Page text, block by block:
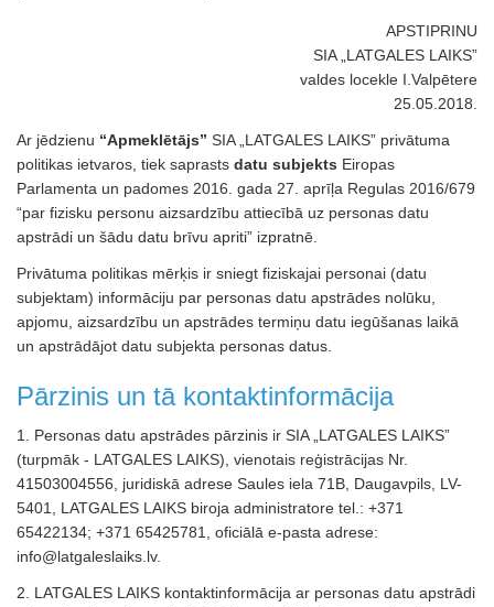
APSTIPRINU
SIA „LATGALES LAIKS”
valdes locekle I.Valpētere
25.05.2018.
Ar jēdzienu “Apmeklētājs” SIA „LATGALES LAIKS” privātuma
politikas ietvaros, tiek saprasts datu subjekts Eiropas
Parlamenta un padomes 2016. gada 27. aprīļa Regulas 2016/679
“par fizisku personu aizsardzību attiecībā uz personas datu
apstrādi un šādu datu brīvu apriti” izpratnē.
Privātuma politikas mērķis ir sniegt fiziskajai personai (datu
subjektam) informāciju par personas datu apstrādes nolūku,
apjomu, aizsardzību un apstrādes termiņu datu iegūšanas laikā
un apstrādājot datu subjekta personas datus.
Pārzinis un tā kontaktinformācija
1. Personas datu apstrādes pārzinis ir SIA „LATGALES LAIKS”
(turpmāk - LATGALES LAIKS), vienotais reģistrācijas Nr.
41503004556, juridiskā adrese Saules iela 71B, Daugavpils, LV-
5401, LATGALES LAIKS biroja administratore tel.: +371
65422134; +371 65425781, oficiālā e-pasta adrese:
info@latgaleslaiks.lv.
2. LATGALES LAIKS kontaktinformācija ar personas datu apstrādi